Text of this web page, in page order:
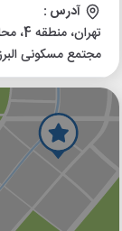
آدرس :
مجتمع مسکونی